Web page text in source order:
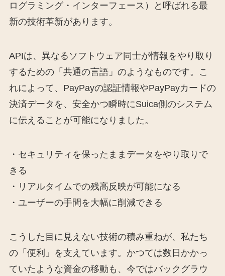
ログラミング・インターフェース）と呼ばれる最
新の技術革新があります。
APIは、異なるソフトウェア同士が情報をやり取り
するための「共通の言語」のようなものです。こ
れによって、PayPayの認証情報やPayPayカードの
決済データを、安全かつ瞬時にSuica側のシステム
に伝えることが可能になりました。
・セキュリティを保ったままデータをやり取りで
きる
・リアルタイムでの残高反映が可能になる
・ユーザーの手間を大幅に削減できる
こうした目に見えない技術の積み重ねが、私たち
の「便利」を支えています。かつては数日かかっ
ていたような資金の移動も、今ではバックグラウ